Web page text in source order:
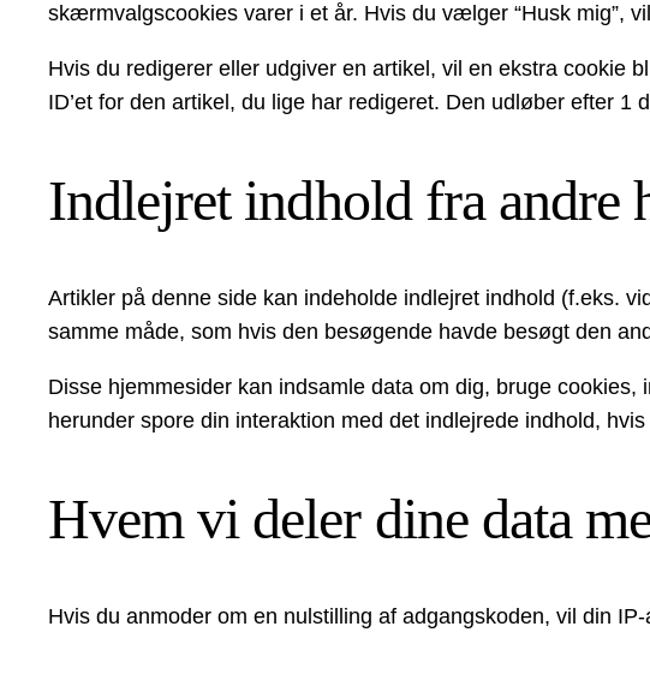
skærmvalgscookies varer i et år. Hvis du vælger “Husk mig”,
Hvis du redigerer eller udgiver en artikel, vil en ekstra cookie
ID’et for den artikel, du lige har redigeret. Den udløber efter 1
Indlejret indhold fra andre
Artikler på denne side kan indeholde indlejret indhold (f.eks.
samme måde, som hvis den besøgende havde besøgt den
Disse hjemmesider kan indsamle data om dig, bruge
herunder spore din interaktion med det indlejrede indhold,
Hvem vi deler dine data
Hvis du anmoder om en nulstilling af adgangskoden, vil din